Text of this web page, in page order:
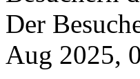
Der
Aug 2025,